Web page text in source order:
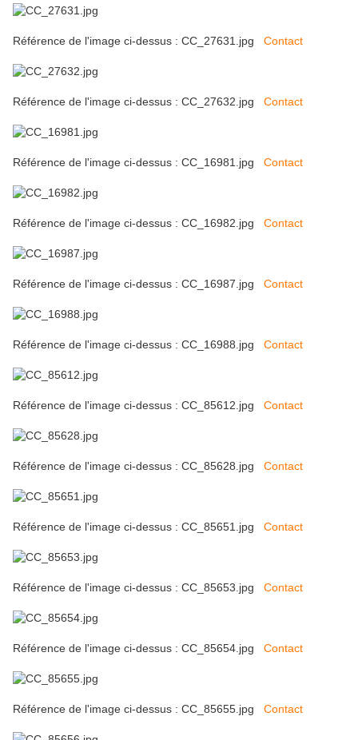
Référence de l'image ci-dessus : CC_27631.jpg Contact
Référence de l'image ci-dessus : CC_27632.jpg Contact
Référence de l'image ci-dessus : CC_16981.jpg Contact
Référence de l'image ci-dessus : CC_16982.jpg Contact
Référence de l'image ci-dessus : CC_16987.jpg Contact
Référence de l'image ci-dessus : CC_16988.jpg Contact
Référence de l'image ci-dessus : CC_85612.jpg Contact
Référence de l'image ci-dessus : CC_85628.jpg Contact
Référence de l'image ci-dessus : CC_85651.jpg Contact
Référence de l'image ci-dessus : CC_85653.jpg Contact
Référence de l'image ci-dessus : CC_85654.jpg Contact
Référence de l'image ci-dessus : CC_85655.jpg Contact